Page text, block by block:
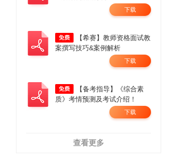
下载
【希赛】教师资格面试教
案撰写技巧&案例解析
下载
【备考指导】《综合素
质》考情预测及考试介绍！
下载
查看更多